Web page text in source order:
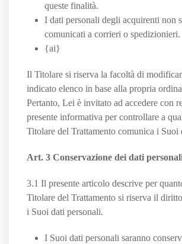
queste finalità.
I dati personali degli acquirenti non
comunicati a corrieri o spedizionieri.
{ai}
Il Titolare si riserva la facoltà di
indicato elenco in base alla propria
Pertanto, Lei è invitato ad accedere con
presente informativa per controllare a
Titolare del Trattamento comunica i Suoi
Art. 3 Conservazione dei dati
3.1 Il presente articolo descrive per
Titolare del Trattamento si riserva il
i Suoi dati personali.
I Suoi dati personali saranno